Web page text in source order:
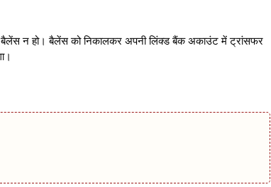
न हो। बैलेंस को निकालकर अपनी लिंक्ड बैंक अकाउंट में ट्रांसफर